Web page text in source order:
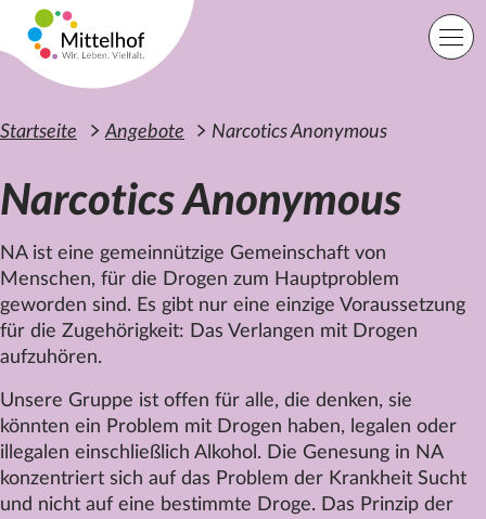
Zum Hauptinhalt der Seite springen
Startseite
Angebote
Orte
Engagement
Über uns
Karriere
Spenden
Datenschutz
Startseite Angebote Narcotics Anonymous
Narcotics Anonymous
NA ist eine gemeinnützige Gemeinschaft von
Menschen, für die Drogen zum Hauptproblem
geworden sind. Es gibt nur eine einzige Voraussetzung
für die Zugehörigkeit: Das Verlangen mit Drogen
aufzuhören.
Unsere Gruppe ist offen für alle, die denken, sie
könnten ein Problem mit Drogen haben, legalen oder
illegalen einschließlich Alkohol. Die Genesung in NA
konzentriert sich auf das Problem der Krankheit Sucht
und nicht auf eine bestimmte Droge. Das Prinzip der